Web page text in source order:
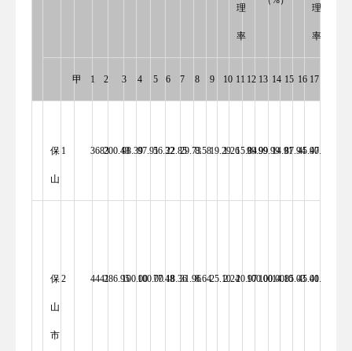
理
率
理
率
甲 1 2 3 4 5 6 7 8 9 10 11 12 13 14 15 16 17
1
保
山
3683 200.43 98.39 97.91 56.32 22.85 29.73 8.58 19.29 1.26 15.84 99.99 99.99 14.91 87.94 45.97
2
保
山
市
4441 286.95 100.00 100.00 77.48 18.36 31.96 8.64 25.10 2.24 20.97 100.00 100.00 14.10 85.03 45.01